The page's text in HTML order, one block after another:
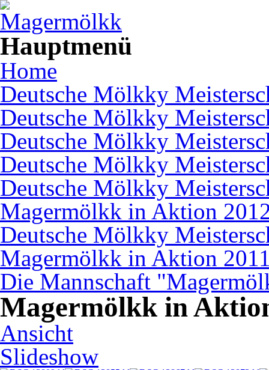
Direkt zum Inhalt
Hauptmenü
Home
Deutsche Mölkky
Deutsche Mölkky
Deutsche Mölkky
Deutsche Mölkky
Deutsche Mölkky
Magermölkk in Aktion
Deutsche Mölkky
Magermölkk in Aktion
Die Mannschaft
Magermölkk in
Haupt-Reiter
Ansicht
Slideshow